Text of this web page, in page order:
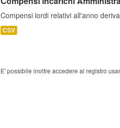
Compensi lordi relativi all'anno
CSV
E' possibile inoltre accedere al registro